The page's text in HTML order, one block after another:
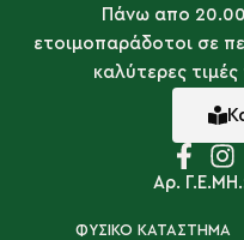
Πάνω απο
ετοιμοπαράδοτοι σε
καλύτερες
Αρ.
ΦΥΣΙΚΟ ΚΑΤΑΣΤΗΜΑ